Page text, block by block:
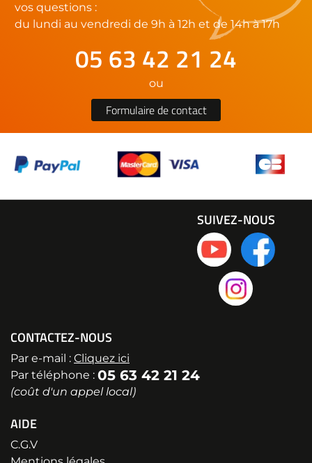
vos questions :
du lundi au vendredi de 9h à 12h et de 14h à 17h
05 63 42 21 24
ou
Formulaire de contact
CONTACTEZ-NOUS
Par e-mail : Cliquez ici
Par téléphone : 05 63 42 21 24
(coût d'un appel local)
AIDE
C.G.V
SUIVEZ-NOUS